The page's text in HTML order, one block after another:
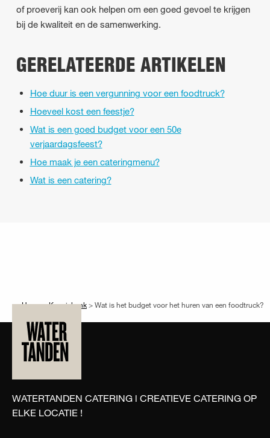
of proeverij kan ook helpen om een goed gevoel te krijgen
bij de kwaliteit en de samenwerking.
GERELATEERDE ARTIKELEN
Hoe duur is een vergunning voor een foodtruck?
Hoeveel kost een feestje?
Wat is een goed budget voor een 50e
verjaardagsfeest?
Hoe maak je een cateringmenu?
Wat is een catering?
Home>Kennisbank>Wat is het budget voor het huren van een foodtruck?
WATERTANDEN CATERING l CREATIEVE CATERING OP
ELKE LOCATIE !